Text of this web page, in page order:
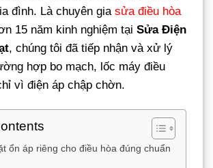
đình. Là chuyên gia sửa điều hòa
15 năm kinh nghiệm tại Sửa Điện
, chúng tôi đã tiếp nhận và xử lý
hợp bo mạch, lốc máy điều
vì điện áp chập chờn.
ổn áp riêng cho điều hòa đúng chuẩn